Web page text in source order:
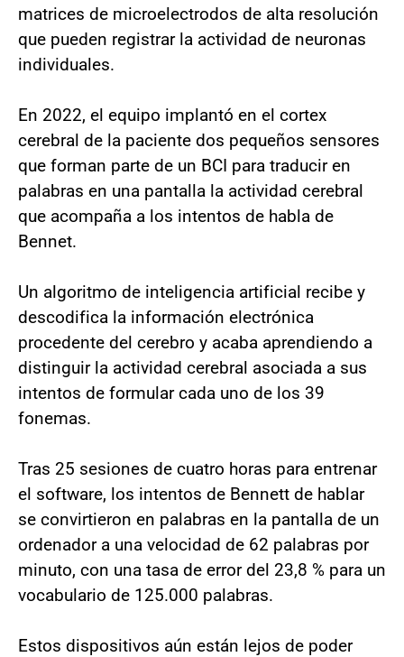
matrices de microelectrodos de alta resolución
que pueden registrar la actividad de neuronas
individuales.
En 2022, el equipo implantó en el cortex
cerebral de la paciente dos pequeños sensores
que forman parte de un BCI para traducir en
palabras en una pantalla la actividad cerebral
que acompaña a los intentos de habla de
Bennet.
Un algoritmo de inteligencia artificial recibe y
descodifica la información electrónica
procedente del cerebro y acaba aprendiendo a
distinguir la actividad cerebral asociada a sus
intentos de formular cada uno de los 39
fonemas.
Tras 25 sesiones de cuatro horas para entrenar
el software, los intentos de Bennett de hablar
se convirtieron en palabras en la pantalla de un
ordenador a una velocidad de 62 palabras por
minuto, con una tasa de error del 23,8 % para un
vocabulario de 125.000 palabras.
Estos dispositivos aún están lejos de poder